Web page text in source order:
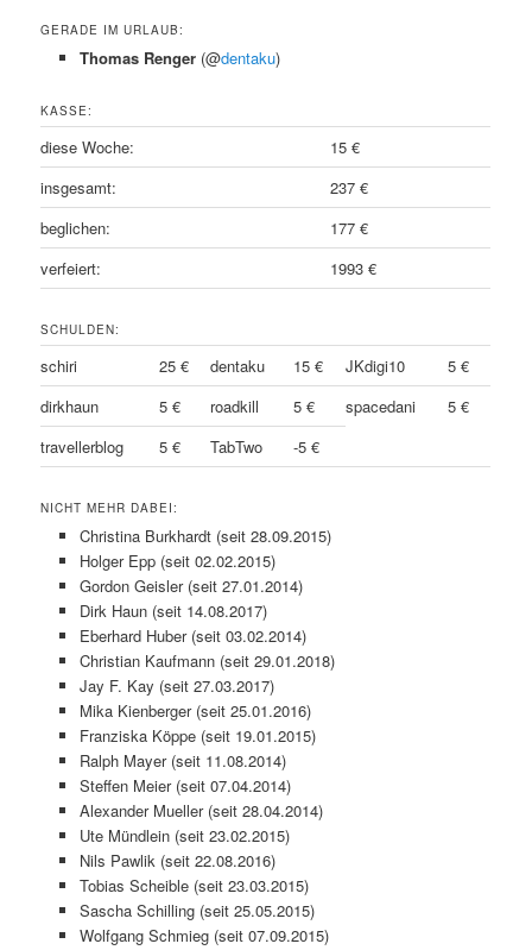
GERADE IM URLAUB:
Thomas Renger (@dentaku)
KASSE:
diese Woche:
15 €
insgesamt:
237 €
beglichen:
177 €
verfeiert:
1993 €
SCHULDEN:
schiri 25 € dentaku 15 € JKdigi10
5 €
dirkhaun
5 € roadkill 5 € spacedani
5 €
travellerblog
5 € TabTwo -5 €
NICHT MEHR DABEI:
Christina Burkhardt (seit 28.09.2015)
Holger Epp (seit 02.02.2015)
Gordon Geisler (seit 27.01.2014)
Dirk Haun (seit 14.08.2017)
Eberhard Huber (seit 03.02.2014)
Christian Kaufmann (seit 29.01.2018)
Jay F. Kay (seit 27.03.2017)
Mika Kienberger (seit 25.01.2016)
Franziska Köppe (seit 19.01.2015)
Ralph Mayer (seit 11.08.2014)
Steffen Meier (seit 07.04.2014)
Alexander Mueller (seit 28.04.2014)
Ute Mündlein (seit 23.02.2015)
Nils Pawlik (seit 22.08.2016)
Tobias Scheible (seit 23.03.2015)
Sascha Schilling (seit 25.05.2015)
Wolfgang Schmieg (seit 07.09.2015)